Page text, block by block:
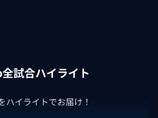
試合ハイライト
イライトでお届け！